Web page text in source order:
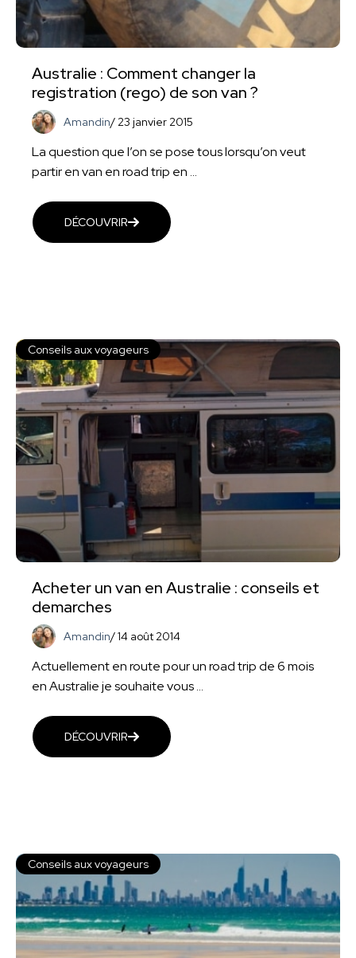
Australie : Comment changer la
registration (rego) de son van ?
Amandin/ 23 janvier 2015
La question que l’on se pose tous lorsqu’on veut
partir en van en road trip en ...
DÉCOUVRIR
Conseils aux voyageurs
Acheter un van en Australie : conseils et
demarches
Amandin/14 août 2014
Actuellement en route pour un road trip de 6 mois
en Australie je souhaite vous ...
DÉCOUVRIR
Conseils aux voyageurs